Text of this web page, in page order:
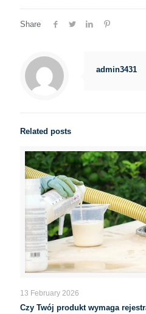
Share
admin3431
Related posts
13 February 2026
Czy Twój produkt wymaga